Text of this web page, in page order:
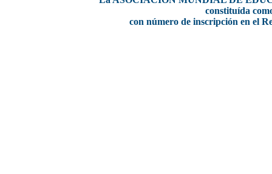
constituída
con número de inscripción en el